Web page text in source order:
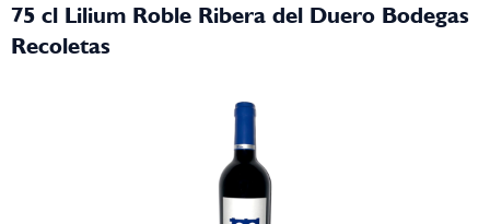
75 cl Lilium Roble Ribera del Duero Bodegas
Recoletas